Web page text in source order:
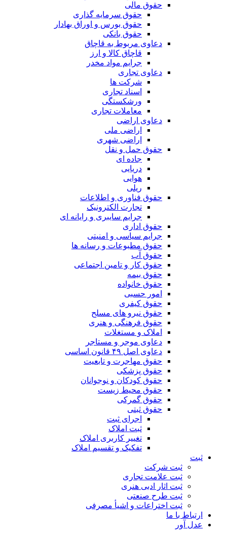
حقوق مالی
حقوق سرمایه گذاری
حقوق بورس و اوراق بهادار
حقوق بانکی
دعاوی مربوط به قاچاق
قاچاق کالا و ارز
جرایم مواد مخدر
دعاوی تجاری
شرکت ها
اسناد تجاری
ورشکستگی
معاملات تجاری
دعاوی اراضی
اراضی ملی
اراضی شهری
حقوق حمل و نقل
جاده ای
دریایی
هوایی
ریلی
حقوق فناوری و اطلاعات
تجارت الکترونیک
جرایم سایبری و رایانه ای
حقوق اداری
جرایم سیاسی و امنیتی
حقوق مطبوعات و رسانه ها
حقوق آب
حقوق کار و تامین اجتماعی
حقوق بیمه
حقوق خانواده
امور حسبی
حقوق کیفری
حقوق نیرو های مسلح
حقوق فرهنگی و هنری
املاک و مستغلات
دعاوی موجر و مستاجر
دعاوی اصل ۴۹ قانون اساسی
حقوق مهاجرت و تابعیت
حقوق پزشکی
حقوق کودکان و نوجوانان
حقوق محیط زیست
حقوق گمرکی
حقوق ثبتی
اجرای ثبت
ثبت املاک
تغییر کاربری املاک
تفکیک و تقسیم املاک
ثبت
ثبت شرکت
ثبت علامت تجاری
ثبت اثار ادبی هنری
ثبت طرح صنعتی
ثبت اختراعات و اشیا‌ٔ مصرفی
ارتباط با ما
عدل آور